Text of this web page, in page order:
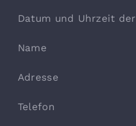
Datum und Uhrzeit
Name
Adresse
Telefon